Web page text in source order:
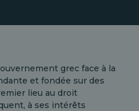
grec face à la
et fondée sur des
lieu au droit
à ses intérêts